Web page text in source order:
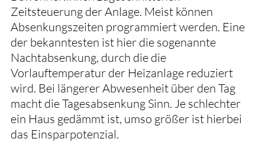
Zeitsteuerung der Anlage. Meist können
Absenkungszeiten programmiert werden. Eine
der bekanntesten ist hier die sogenannte
Nachtabsenkung, durch die die
Vorlauftemperatur der Heizanlage reduziert
wird. Bei längerer Abwesenheit über den Tag
macht die Tagesabsenkung Sinn. Je schlechter
ein Haus gedämmt ist, umso größer ist hierbei
das Einsparpotenzial.